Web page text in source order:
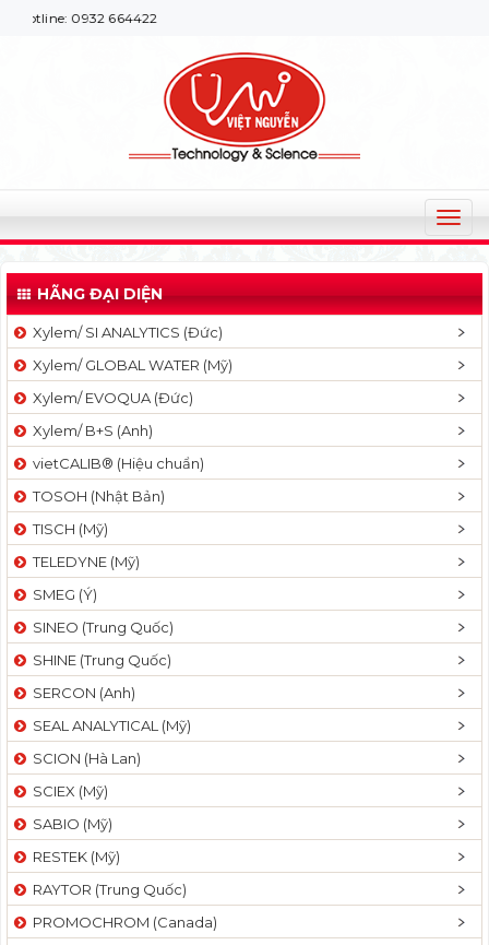
664422
T
o
g
l
v
a
t
n
HÃNG ĐẠI DIỆN
Xylem/ SI ANALYTICS (Đức)
Xylem/ GLOBAL WATER (Mỹ)
Xylem/ EVOQUA (Đức)
Xylem/ B+S (Anh)
vietCALIB® (Hiệu chuẩn)
TOSOH (Nhật Bản)
TISCH (Mỹ)
TELEDYNE (Mỹ)
SMEG (Ý)
SINEO (Trung Quốc)
SHINE (Trung Quốc)
SERCON (Anh)
SEAL ANALYTICAL (Mỹ)
SCION (Hà Lan)
SCIEX (Mỹ)
SABIO (Mỹ)
RESTEK (Mỹ)
RAYTOR (Trung Quốc)
PROMOCHROM (Canada)